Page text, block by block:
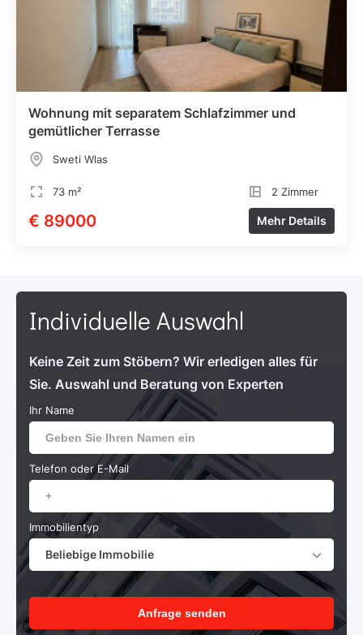
Wohnung mit separatem Schlafzimmer und
gemütlicher Terrasse
Sweti Wlas
73 m² 2 Zimmer
€ 89000 Mehr Details
Individuelle Auswahl
Keine Zeit zum Stöbern? Wir erledigen alles für
Sie. Auswahl und Beratung von Experten
Ihr Name
Telefon oder E-Mail
Immobilientyp
Beliebige Immobilie
Anfrage senden